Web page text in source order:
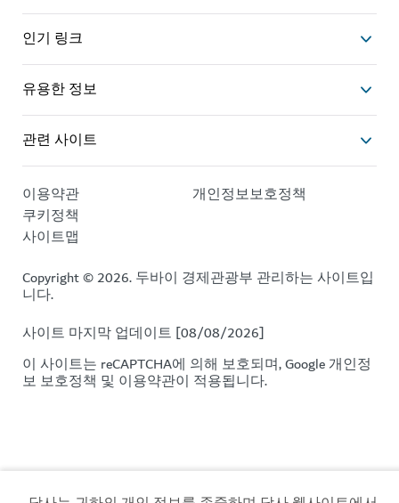
인기 링크
유용한 정보
관련 사이트
이용약관
개인정보보호정책
쿠키정책
사이트맵
Copyright © 2026. 두바이 경제관광부 관리하는 사이트입
니다.
사이트 마지막 업데이트 [08/08/2026]
이 사이트는 reCAPTCHA에 의해 보호되며, Google개인정
보 보호정책 및 이용약관이 적용됩니다.